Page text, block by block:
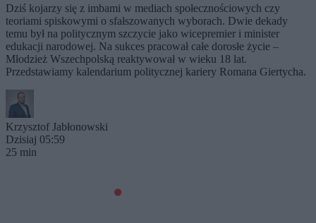
Dziś kojarzy się z imbami w mediach społecznościowych czy
teoriami spiskowymi o sfałszowanych wyborach. Dwie dekady
temu był na politycznym szczycie jako wicepremier i minister
edukacji narodowej. Na sukces pracował całe dorosłe życie –
Młodzież Wszechpolską reaktywował w wieku 18 lat.
Przedstawiamy kalendarium politycznej kariery Romana Giertycha.
Krzysztof Jabłonowski
Dzisiaj 05:59
25 min